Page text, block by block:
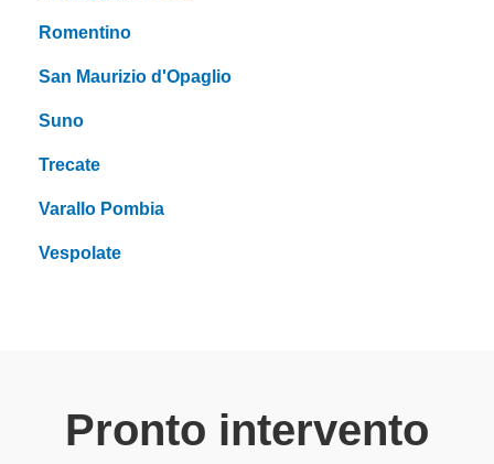
Romentino
San Maurizio d'Opaglio
Suno
Trecate
Varallo Pombia
Vespolate
Pronto intervento